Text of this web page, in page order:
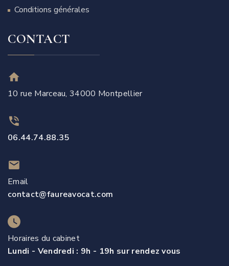
Conditions générales
CONTACT
10 rue Marceau, 34000 Montpellier
06.44.74.88.35
Email
contact@faureavocat.com
Horaires du cabinet
Lundi - Vendredi : 9h - 19h sur rendez vous